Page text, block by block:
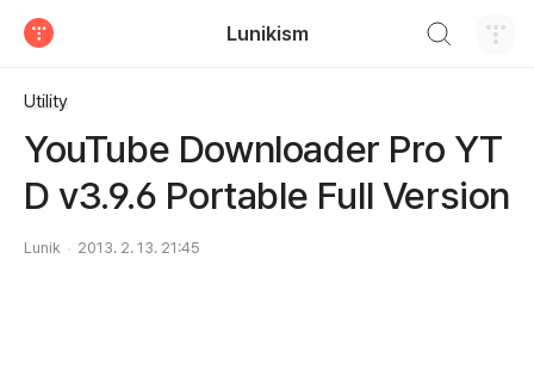
Lunikism
Utility
YouTube Downloader Pro YT
D v3.9.6 Portable Full Version
Lunik 2013. 2. 13. 21:45